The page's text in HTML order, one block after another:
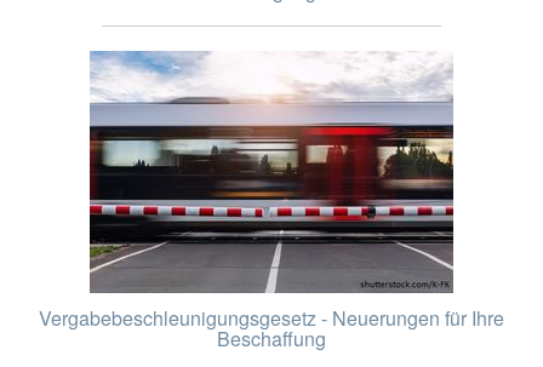
Vergabebeschleunigungsgesetz - Neuerungen für Ihre
Beschaffung